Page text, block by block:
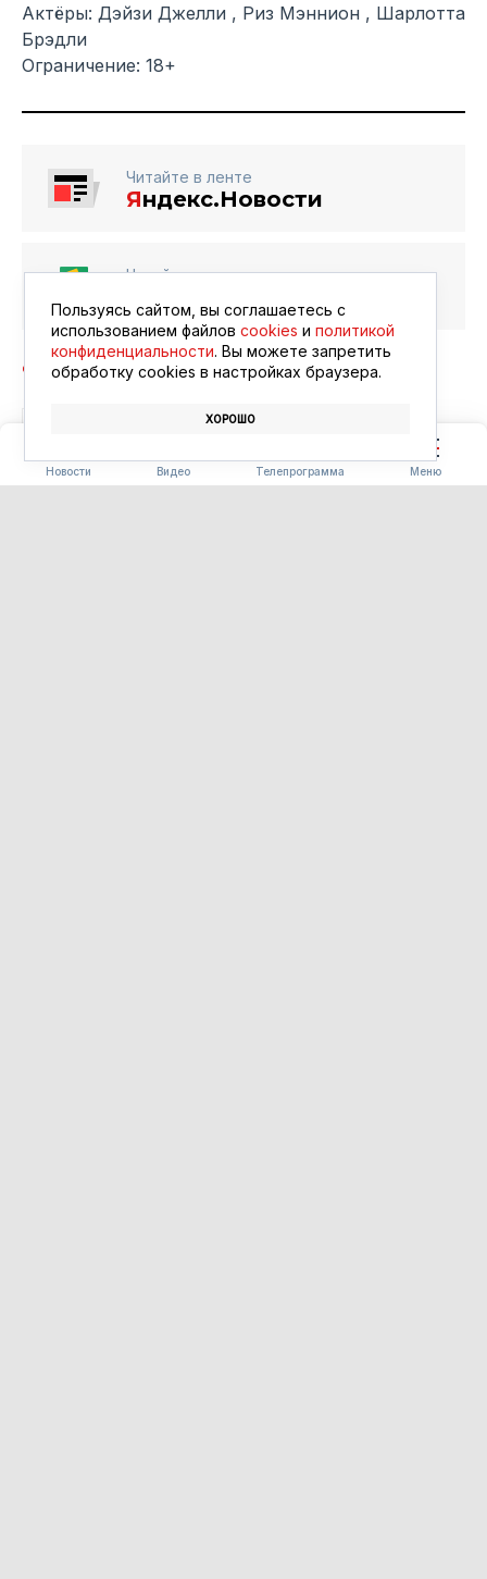
Новости Видео Телепрограмма Меню
Актёры: Дэйзи Джелли , Риз Мэннион , Шарлотта
Брэдли
Ограничение: 18+
Читайте в ленте
Яндекс.Новости
Читайте в ленте
АФИША
Пользуясь сайтом, вы соглашаетесь с
использованием файлов cookies и политикой
конфиденциальности. Вы можете запретить
обработку сookies в настройках браузера.
ХОРОШО